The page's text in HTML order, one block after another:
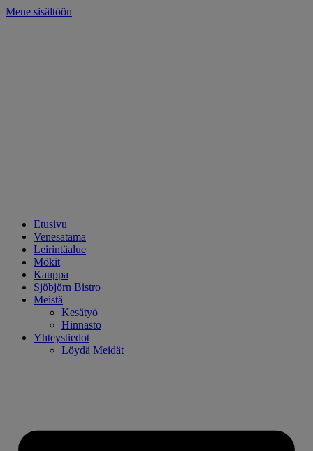
Mene sisältöön
Etusivu
Venesatama
Leirintäalue
Mökit
Kauppa
Sjöbjörn Bistro
Meistä
Kesätyö
Hinnasto
Yhteystiedot
Löydä Meidät